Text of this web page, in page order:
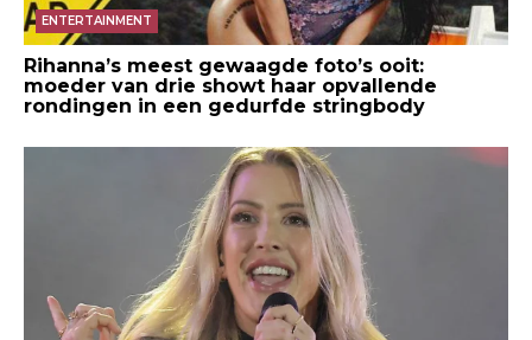
ENTERTAINMENT
Rihanna’s meest gewaagde foto’s ooit:
moeder van drie showt haar opvallende
rondingen in een gedurfde stringbody